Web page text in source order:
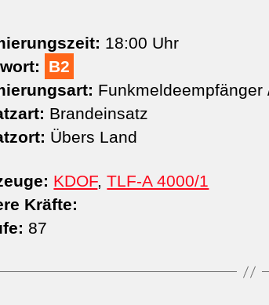
18:00 Uhr
B2
Funkmeldeempfänger
Brandeinsatz
Übers Land
KDOF,TLF-A 4000/1
Kräfte:
87